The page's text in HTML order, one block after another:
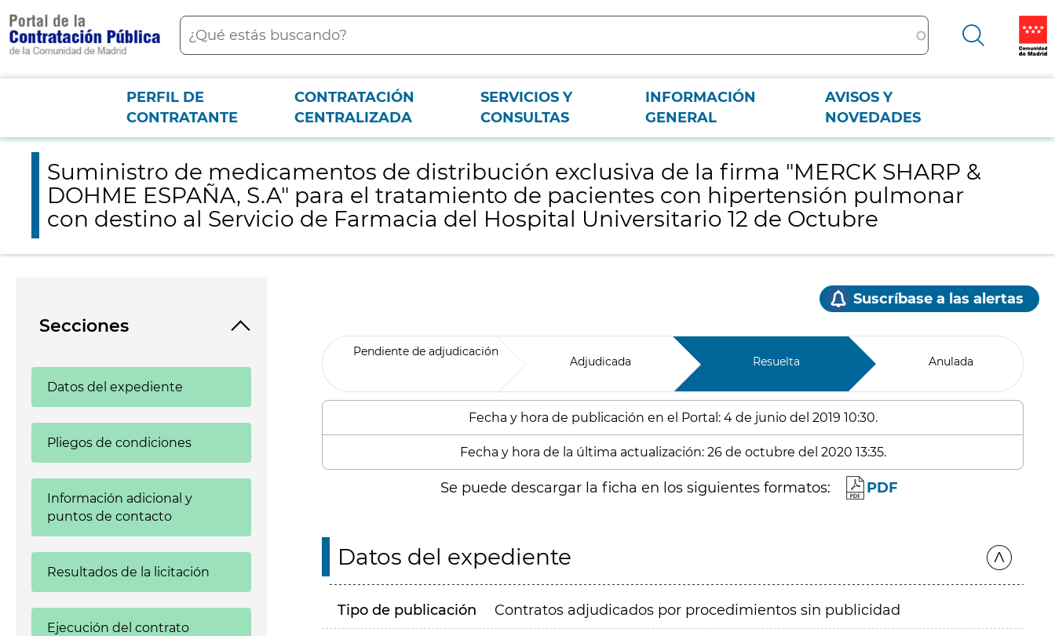
contenido
principal
Buscar
Menú PCON
PERFIL DE
CONTRATANTE
CONTRATACIÓN
CENTRALIZADA
SERVICIOS Y
CONSULTAS
INFORMACIÓN
GENERAL
AVISOS Y
NOVEDADES
Suministro de medicamentos de distribución exclusiva de la firma "MERCK SHARP & DOHME ESPAÑA, S.A" para el tratamiento de pacientes con hipertensión pulmonar con destino al Servicio de Farmacia del
Hospital Universitario 12 de Octubre
Suministro de medicamentos de distribución exclusiva de la firma "MERCK SHARP &
DOHME ESPAÑA, S.A" para el tratamiento de pacientes con hipertensión pulmonar
con destino al Servicio de Farmacia del Hospital Universitario 12 de Octubre
Secciones
Datos del expediente
Pliegos de condiciones
Información adicional y
puntos de contacto
Resultados de la licitación
Ejecución del contrato
Suscríbase a las alertas
Pendiente de adjudicación
Adjudicada Resuelta Anulada
Fecha y hora de publicación en el Portal: 4 de junio del 2019 10:30.
Fecha y hora de la última actualización: 26 de octubre del 2020 13:35.
Se puede descargar la ficha en los siguientes formatos: PDF
Datos del expediente
Tipo de publicación Contratos adjudicados por procedimientos sin publicidad